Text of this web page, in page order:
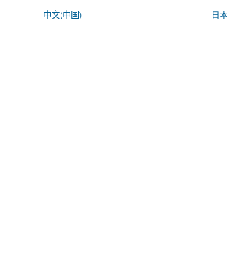
中文(中国) 日